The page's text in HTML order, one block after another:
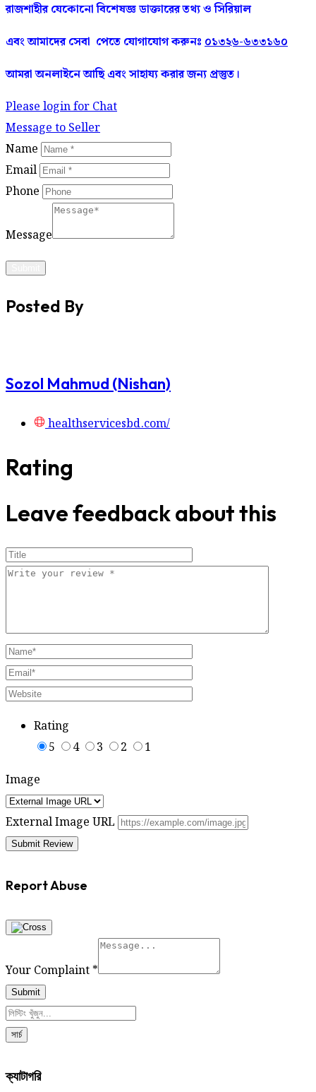
রাজশাহীর যেকোনো বিশেষজ্ঞডাক্তারেরতথ্য ও সিরিয়াল
এবং আমাদের সেবা পেতে যোগাযোগ করুনঃ ০১৩২৬-৬৩৩১৬০
আমরা অনলাইনেআছি এবংসাহায্যকরারজন্য প্রস্তুত।
Please login for Chat
Message to Seller
Name
Email
Phone
Message
Posted By
Sozol Mahmud (Nishan)
healthservicesbd.com/
Rating
Leave feedback about this
Rating
5
4 3 2
1
Image
External Image URL
Report Abuse
Your Complaint *
Submit
সার্চ
ক্যাটাগরি